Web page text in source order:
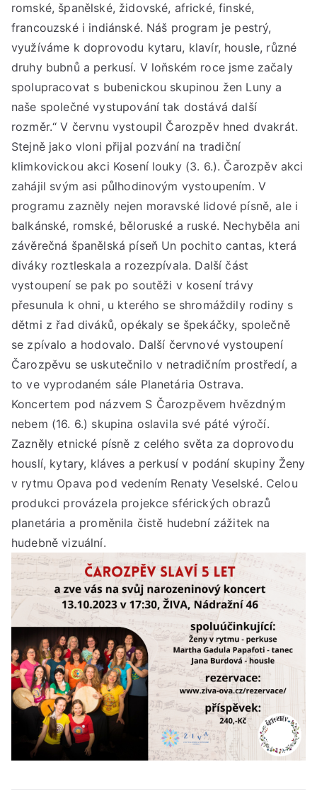
romské, španělské, židovské, africké, finské,
francouzské i indiánské. Náš program je pestrý,
využíváme k doprovodu kytaru, klavír, housle, různé
druhy bubnů a perkusí. V loňském roce jsme začaly
spolupracovat s bubenickou skupinou žen Luny a
naše společné vystupování tak dostává další
rozměr.“ V červnu vystoupil Čarozpěv hned dvakrát.
Stejně jako vloni přijal pozvání na tradiční
klimkovickou akci Kosení louky (3. 6.). Čarozpěv akci
zahájil svým asi půlhodinovým vystoupením. V
programu zazněly nejen moravské lidové písně, ale i
balkánské, romské, běloruské a ruské. Nechyběla ani
závěrečná španělská píseň Un pochito cantas, která
diváky roztleskala a rozezpívala. Další část
vystoupení se pak po soutěži v kosení trávy
přesunula k ohni, u kterého se shromáždily rodiny s
dětmi z řad diváků, opékaly se špekáčky, společně
se zpívalo a hodovalo. Další červnové vystoupení
Čarozpěvu se uskutečnilo v netradičním prostředí, a
to ve vyprodaném sále Planetária Ostrava.
Koncertem pod názvem S Čarozpěvem hvězdným
nebem (16. 6.) skupina oslavila své páté výročí.
Zazněly etnické písně z celého světa za doprovodu
houslí, kytary, kláves a perkusí v podání skupiny Ženy
v rytmu Opava pod vedením Renaty Veselské. Celou
produkci provázela projekce sférických obrazů
planetária a proměnila čistě hudební zážitek na
hudebně vizuální.